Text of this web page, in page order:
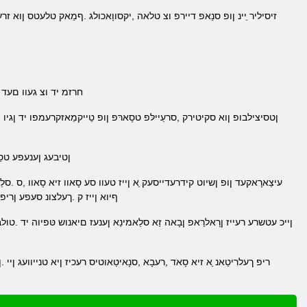
.זיסיליר ַיינ ןופ סנַאפ דיירפ וצ טלאה ,יקסווָאכולג .ףמַאק טלעטס ןוא
.חרזמ יד וצ געוו
.ןטיבעג ןענעפע
ףיוא ןייז ק .ךעלצונ סעּפע